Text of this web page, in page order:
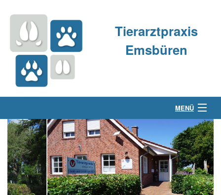
Tierarztpraxis
Emsbüren
MENÜ
Über uns
Kleintierpraxis
Großtierpraxis